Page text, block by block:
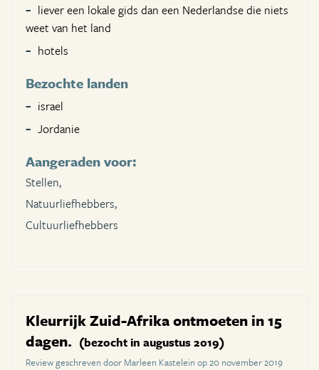
liever een lokale gids dan een Nederlandse die niets
weet van het land
hotels
Bezochte landen
israel
Jordanie
Aangeraden voor:
Stellen,
Natuurliefhebbers,
Cultuurliefhebbers
Kleurrijk Zuid-Afrika ontmoeten in 15
dagen. (bezocht in augustus 2019)
Review geschreven door Marleen Kastelein op 20 november 2019